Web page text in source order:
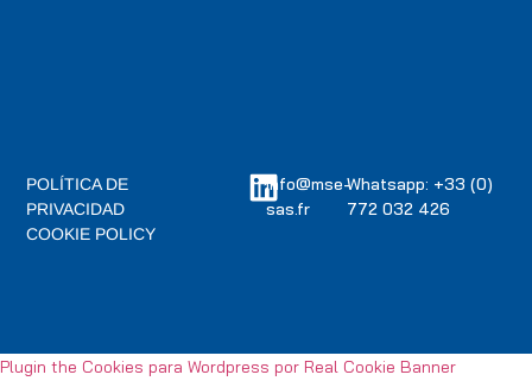
info@mse-
sas.fr
Whatsapp: +33 (0)
772 032 426
POLÍTICA DE
PRIVACIDAD
COOKIE POLICY
Plugin the Cookies para Wordpress por Real Cookie Banner